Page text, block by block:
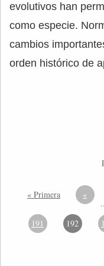
evolutivos han
como especie.
cambios
orden histórico de
« Primera «
191 192